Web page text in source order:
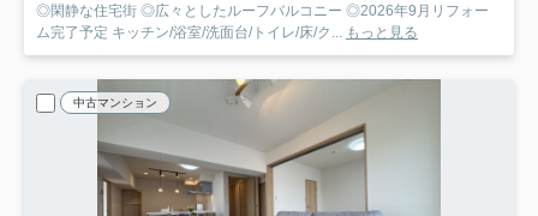
◎閑静な住宅街 ◎広々としたルーフバルコニー ◎2026年9月リフォー
ム完了予定 キッチン/浴室/洗面台/トイレ/床/ク...
もっと見る
中古マンション